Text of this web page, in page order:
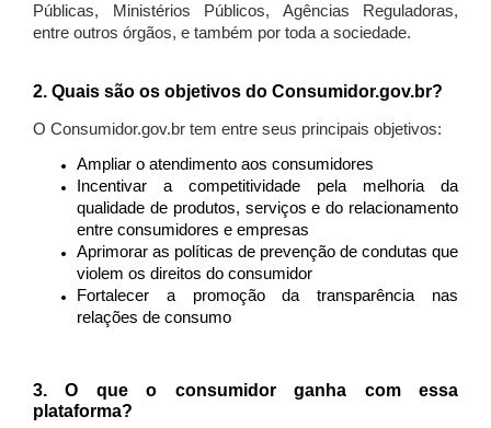
Públicas, Ministérios Públicos, Agências Reguladoras,
entre outros órgãos, e também por toda a sociedade.
2. Quais são os objetivos do Consumidor.gov.br?
O Consumidor.gov.br tem entre seus principais objetivos:
Ampliar o atendimento aos consumidores
Incentivar a competitividade pela melhoria da
qualidade de produtos, serviços e do relacionamento
entre consumidores e empresas
Aprimorar as políticas de prevenção de condutas que
violem os direitos do consumidor
Fortalecer a promoção da transparência nas
relações de consumo
3. O que o consumidor ganha com essa
plataforma?